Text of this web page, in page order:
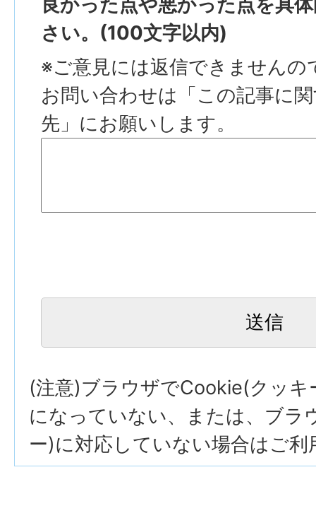
良かった点や悪かった点を具
さい。(100文字以内)
※ご意見には返信できませんの
お問い合わせは「この記事に
先」にお願いします。
(注意)ブラウザでCookie(クッキ
になっていない、または、ブラ
ー)に対応していない場合はご利